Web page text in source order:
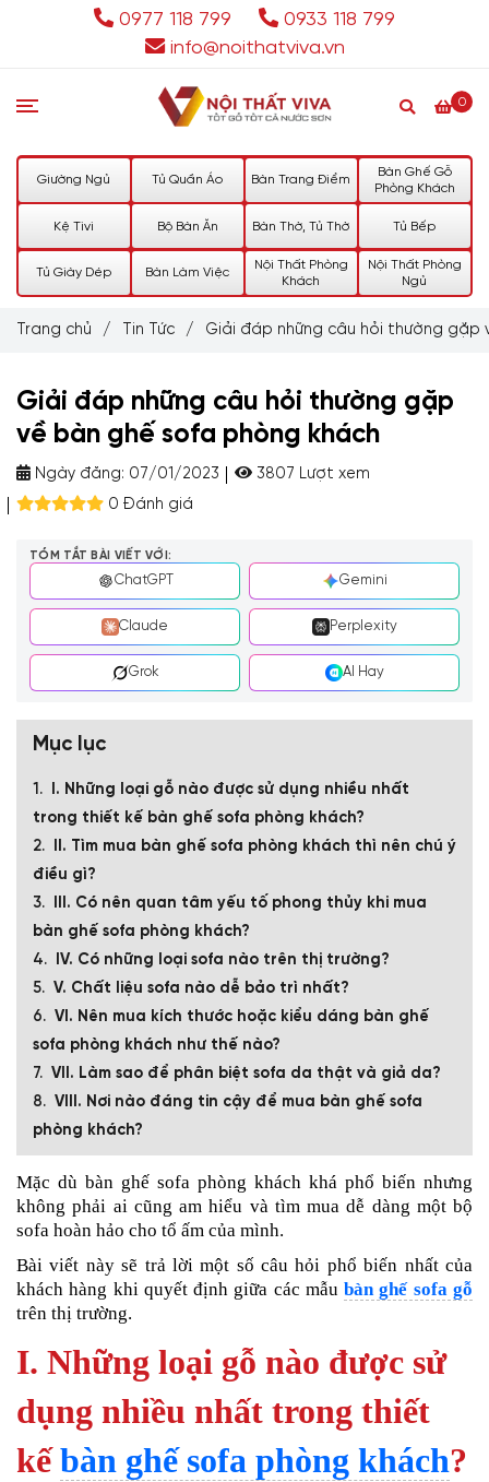
0977 118 799
0933 118 799
info@noithatviva.vn
0
Giường Ngủ Tủ Quần Áo Bàn Trang Điểm
Bàn Ghế Gỗ
Phòng Khách
Kệ Tivi Bộ Bàn Ăn Bàn Thờ, Tủ Thờ Tủ Bếp
Tủ Giày Dép Bàn Làm Việc
Nội Thất Phòng
Khách
Nội Thất Phòng
Ngủ
Trang chủ / Tin Tức / Giải đáp những câu hỏi thường gặp
Giải đáp những câu hỏi thường gặp
về bàn ghế sofa phòng khách
Ngày đăng: 07/01/2023
3807 Lượt xem
0 Đánh giá
TÓM TẮT BÀI VIẾT VỚI:
ChatGPT Gemini
Claude Perplexity
Grok AI Hay
Mục lục
I. Những loại gỗ nào được sử dụng nhiều nhất
trong thiết kế bàn ghế sofa phòng khách?
II. Tìm mua bàn ghế sofa phòng khách thì nên chú ý
điều gì?
III. Có nên quan tâm yếu tố phong thủy khi mua
bàn ghế sofa phòng khách?
IV. Có những loại sofa nào trên thị trường?
V. Chất liệu sofa nào dễ bảo trì nhất?
VI. Nên mua kích thước hoặc kiểu dáng bàn ghế
sofa phòng khách như thế nào?
VII. Làm sao để phân biệt sofa da thật và giả da?
VIII. Nơi nào đáng tin cậy để mua bàn ghế sofa
phòng khách?
Mặc dù bàn ghế sofa phòng khách khá phổ biến nhưng
không phải ai cũng am hiểu và tìm mua dễ dàng một bộ
sofa hoàn hảo cho tổ ấm của mình.
Bài viết này sẽ trả lời một số câu hỏi phổ biến nhất của
khách hàng khi quyết định giữa các mẫubàn ghế sofa gỗ
trên thị trường.
I. Những loại gỗ nào được sử
dụng nhiều nhất trong thiết
kếbàn ghế sofa phòng khách?